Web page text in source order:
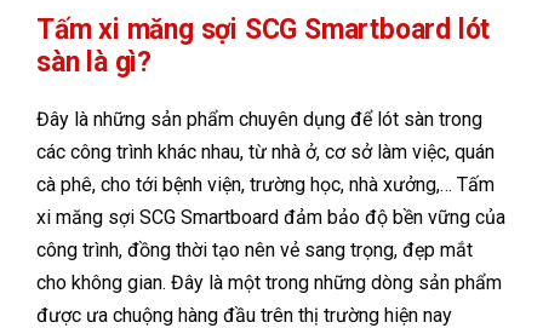
Tấm xi măng sợi SCG Smartboard lót
sàn là gì?
Đây là những sản phẩm chuyên dụng để lót sàn trong
các công trình khác nhau, từ nhà ở, cơ sở làm việc, quán
cà phê, cho tới bệnh viện, trường học, nhà xưởng,… Tấm
xi măng sợi SCG Smartboard đảm bảo độ bền vững của
công trình, đồng thời tạo nên vẻ sang trọng, đẹp mắt
cho không gian. Đây là một trong những dòng sản phẩm
được ưa chuộng hàng đầu trên thị trường hiện nay